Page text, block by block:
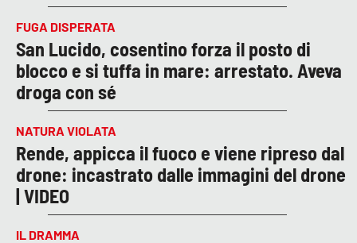
FUGA DISPERATA
San Lucido, cosentino forza il posto di
blocco e si tuffa in mare: arrestato. Aveva
droga con sé
NATURA VIOLATA
Rende, appicca il fuoco e viene ripreso dal
drone: incastrato dalle immagini del drone
| VIDEO
IL DRAMMA